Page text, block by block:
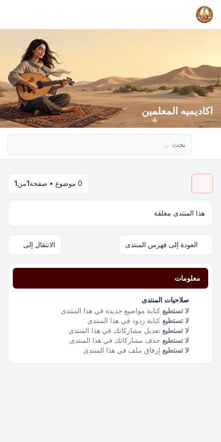
اكاديميه المعلمين
0 موضوع • صفحة 1من1
هذا المنتدى مغلقة
العودة إلى فهرس المنتدى الانتقال إلى
معلومات
صلاحيات المنتدى
لا تستطيع كتابة مواضيع جديدة في هذا المنتدى
لا تستطيع كتابة ردود في هذا المنتدى
لا تستطيع تعديل مشاركاتك في هذا المنتدى
لا تستطيع حذف مشاركاتك في هذا المنتدى
لا تستطيع إرفاق ملف في هذا المنتدى